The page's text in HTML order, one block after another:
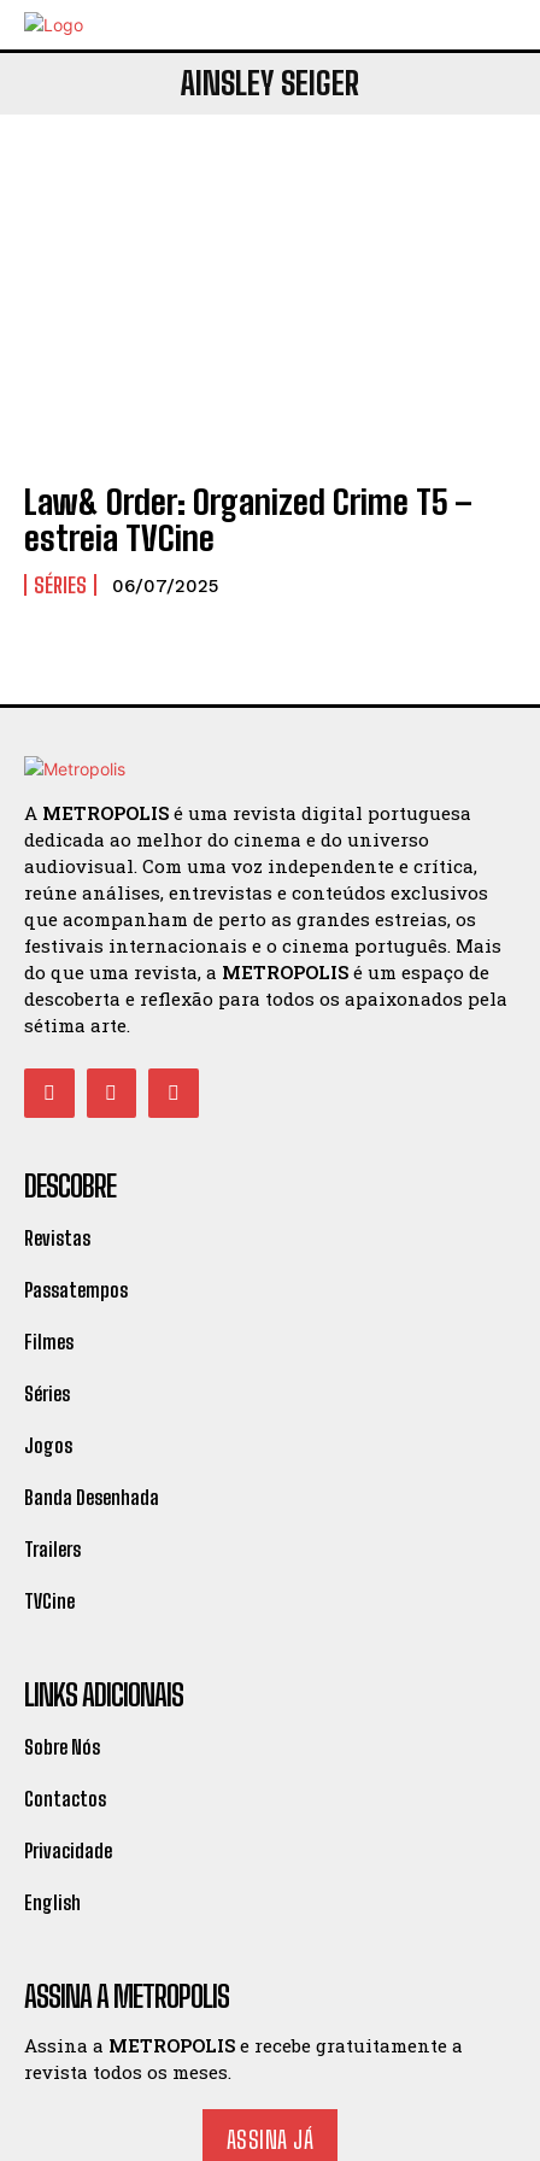
AINSLEY SEIGER
Law& Order: Organized Crime T5 –
estreia TVCine
SÉRIES 06/07/2025
A METROPOLIS é uma revista digital portuguesa
dedicada ao melhor do cinema e do universo
audiovisual. Com uma voz independente e crítica,
reúne análises, entrevistas e conteúdos exclusivos
que acompanham de perto as grandes estreias, os
festivais internacionais e o cinema português. Mais
do que uma revista, a METROPOLIS é um espaço de
descoberta e reflexão para todos os apaixonados pela
sétima arte.
DESCOBRE
Revistas
Passatempos
Filmes
Séries
Jogos
Banda Desenhada
Trailers
TVCine
LINKS ADICIONAIS
Sobre Nós
Contactos
Privacidade
English
ASSINA A METROPOLIS
Assina a METROPOLIS e recebe gratuitamente a
revista todos os meses.
ASSINA JÁ